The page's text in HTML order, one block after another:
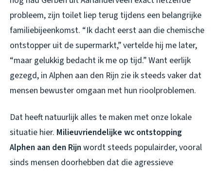
probleem, zijn toilet liep terug tijdens een belangrijke
familiebijeenkomst. “Ik dacht eerst aan die chemische
ontstopper uit de supermarkt,” vertelde hij me later,
“maar gelukkig bedacht ik me op tijd.” Want eerlijk
gezegd, in Alphen aan den Rijn zie ik steeds vaker dat
mensen bewuster omgaan met hun rioolproblemen.
Dat heeft natuurlijk alles te maken met onze lokale
situatie hier. Milieuvriendelijke wc ontstopping
Alphen aan den Rijn wordt steeds populairder, vooral
sinds mensen doorhebben dat die agressieve